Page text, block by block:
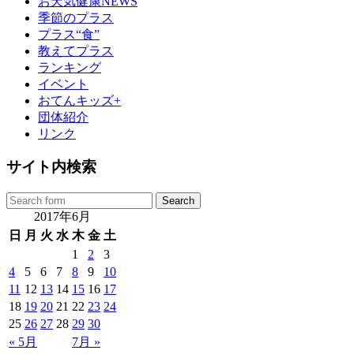
季節のプラス
プラス“食”
教えてプラス
ランキング
イベント
おてんキッズ+
団体紹介
リンク
サイト内検索
2017年6月
日
月 火 水 木 金 土
« 5月 7月 »
1 2
3
4
5 6 7 8 9
10
11 12 13 14 15 16 17
18 19 20 21 22 23 24
25 26 27 28 29 30